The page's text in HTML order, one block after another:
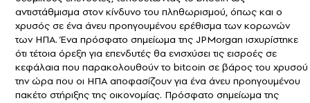
αντιστάθμισμα στον κίνδυνο του πληθωρισμού, όπως και ο
χρυσός σε ένα άνευ προηγουμένου ερέθισμα των κορωνών
των ΗΠΑ. Ένα πρόσφατο σημείωμα της JPMorgan ισχυρίστηκε
ότι τέτοια όρεξη για επενδυτές θα ενισχύσει τις εισροές σε
κεφάλαια που παρακολουθούν το bitcoin σε βάρος του χρυσού
την ώρα που οι ΗΠΑ αποφασίζουν για ένα άνευ προηγουμένου
πακέτο στήριξης της οικονομίας. Πρόσφατο σημείωμα της